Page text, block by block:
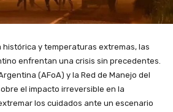
histórica y temperaturas extremas, las
enfrentan una crisis sin precedentes.
(AFoA) y la Red de Manejo del
el impacto irreversible en la
los cuidados ante un escenario